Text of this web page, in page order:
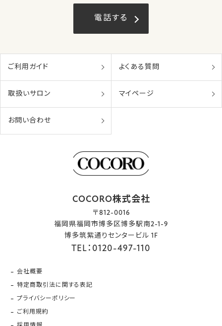
電話する
ご利用ガイド よくある質問
取扱いサロン マイページ
お問い合わせ
COCORO株式会社
〒812-0016
福岡県福岡市博多区博多駅南2-1-9
博多筑紫通りセンタービル 1F
TEL：0120-497-110
会社概要
特定商取引法に関する表記
プライバシーポリシー
ご利用規約